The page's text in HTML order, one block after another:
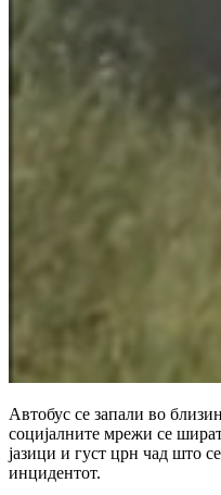
Автобус се запали во
социјалните мрежи се
јазици и густ црн чад што
инцидентот.